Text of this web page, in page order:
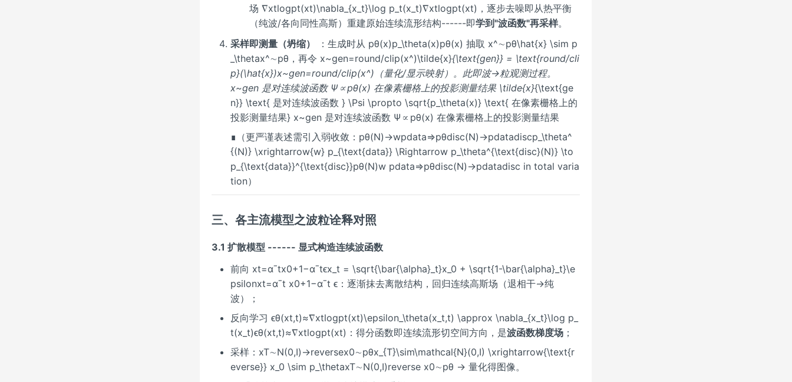
场 ∇xtlog⁡pt(xt)\nabla_{x_t}\log p_t(x_t)∇xtlogpt(xt)，逐步去噪即从热平衡
（纯波/各向同性高斯）重建原始连续流形结构------即学到"波函数"再采样。
采样即测量（坍缩）
：生成时从 pθ(x)p_\theta(x)pθ(x) 抽取 x^∼pθ\hat{x} \sim p
_\thetax^∼pθ，再令 x~gen=round/clip(x^)\tilde{x}{\text{gen}} = \text{round/cli
p}(\hat{x})x~gen=round/clip(x^)（量化/显示映射）。此即波→粒观测过程。
x~gen 是对连续波函数 Ψ∝pθ(x) 在像素栅格上的投影测量结果 \tilde{x}{\text{ge
n}} \text{ 是对连续波函数 } \Psi \propto \sqrt{p_\theta(x)} \text{ 在像素栅格上的
投影测量结果} x~gen 是对连续波函数 Ψ∝pθ(x) 在像素栅格上的投影测量结果
∎（更严谨表述需引入弱收敛：pθ(N)→wpdata⇒pθdisc(N)→pdatadiscp_\theta^
{(N)} \xrightarrow{w} p_{\text{data}} \Rightarrow p_\theta^{\text{disc}(N)} \to
p_{\text{data}}^{\text{disc}}pθ(N)w pdata⇒pθdisc(N)→pdatadisc in total varia
tion）
三、各主流模型之波粒诠释对照
3.1 扩散模型 ------ 显式构造连续波函数
前向 xt=αˉtx0+1−αˉtϵx_t = \sqrt{\bar{\alpha}_t}x_0 + \sqrt{1-\bar{\alpha}_t}\e
psilonxt=αˉt x0+1−αˉt ϵ：逐渐抹去离散结构，回归连续高斯场（退相干→纯
波）；
反向学习 ϵθ(xt,t)≈∇xtlog⁡pt(xt)\epsilon_\theta(x_t,t) \approx \nabla_{x_t}\log p_
t(x_t)ϵθ(xt,t)≈∇xtlogpt(xt)：得分函数即连续流形切空间方向，是波函数梯度场 ；
采样：xT∼N(0,I)→reversex0∼pθx_{T}\sim\mathcal{N}(0,I) \xrightarrow{\text{r
everse}} x_0 \sim p_\thetaxT∼N(0,I)reverse x0∼pθ → 量化得图像。